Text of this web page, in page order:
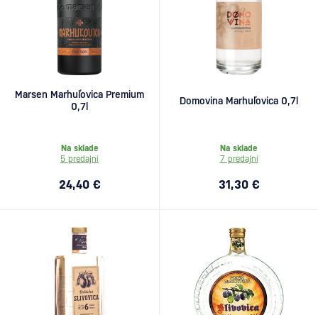
Marsen Marhuľovica Premium
0,7l
Na sklade
5 predajní
24,40 €
Domovina Marhuľovica 0,7l
Na sklade
7 predajní
31,30 €